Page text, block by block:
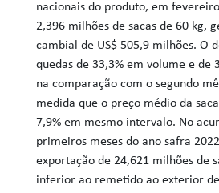
nacionais do produto, em
2,396 milhões de sacas de 60 kg,
cambial de US$ 505,9 milhões. O
quedas de 33,3% em volume e de
na comparação com o segundo
medida que o preço médio da
7,9% em mesmo intervalo. No
primeiros meses do ano safra
exportação de 24,621 milhões de
inferior ao remetido ao exterior